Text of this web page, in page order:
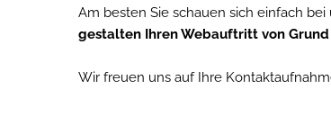
Am besten Sie schauen sich einfach bei
gestalten Ihren Webauftritt von
Wir freuen uns auf Ihre